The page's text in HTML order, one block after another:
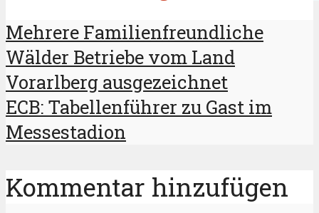
Mehrere Familienfreundliche
Wälder Betriebe vom Land
Vorarlberg ausgezeichnet
ECB: Tabellenführer zu Gast im
Messestadion
Kommentar hinzufügen